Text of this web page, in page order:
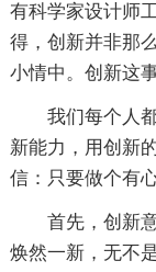
有科学家设计师
得，创新并非那
小情中。创新这
我们每个人
新能力，用创新
信：只要做个有
首先，创新
焕然一新，无不